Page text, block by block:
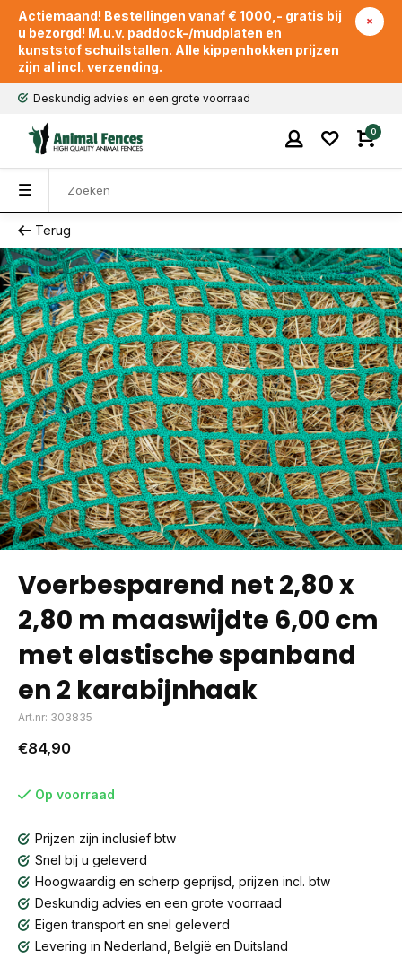
Actiemaand! Bestellingen vanaf € 1000,- gratis bij
u bezorgd! M.u.v. paddock-/mudplaten en
kunststof schuilstallen. Alle kippenhokken prijzen
zijn al incl. verzending.
Deskundig advies en een grote voorraad
0
Terug
Voerbesparend net 2,80 x
2,80 m maaswijdte 6,00 cm
met elastische spanband
en 2 karabijnhaak
Art.nr: 303835
€84,90
Op voorraad
Prijzen zijn inclusief btw
Snel bij u geleverd
Hoogwaardig en scherp geprijsd, prijzen incl. btw
Deskundig advies en een grote voorraad
Eigen transport en snel geleverd
Levering in Nederland, België en Duitsland